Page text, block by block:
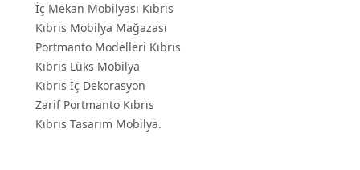
İç Mekan Mobilyası Kıbrıs
Kıbrıs Mobilya Mağazası
Portmanto Modelleri Kıbrıs
Kıbrıs Lüks Mobilya
Kıbrıs İç Dekorasyon
Zarif Portmanto Kıbrıs
Kıbrıs Tasarım Mobilya.